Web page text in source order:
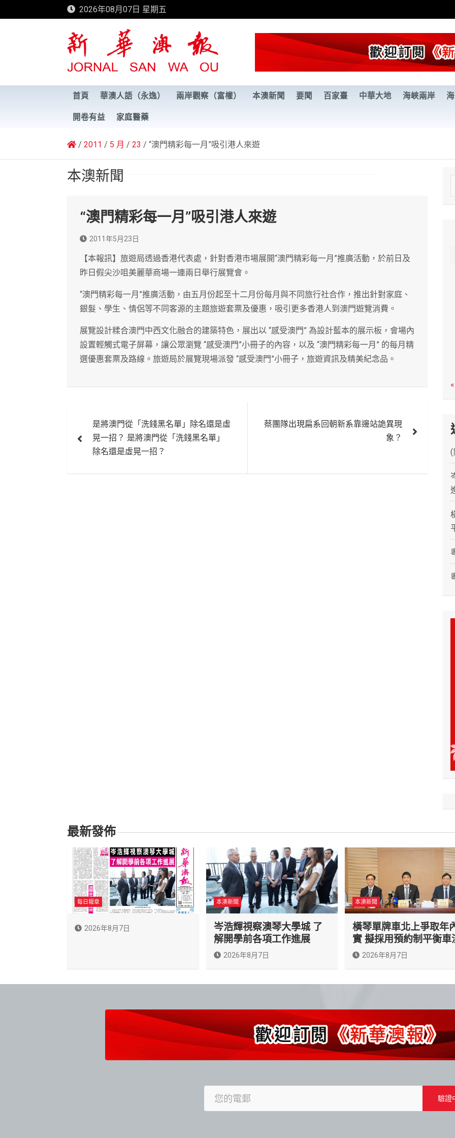
to
2026年08月07日 星期五
新華澳報
首頁 華澳人語（永逸） 兩岸觀察（富權） 本澳新聞 要聞 百家臺 中華大地 海峽兩岸
開卷有益 家庭醫藥
2011 5 月 23 “澳門精彩每一月”吸引港人來遊
本澳新聞
“澳門精彩每一月”吸引港人來遊
2011年5月23日
【本報訊】旅遊局透過香港代表處，針對香港市場展開“澳門精彩每一月”推廣活動，於前日及
昨日假尖沙咀美麗華商場一連兩日舉行展覽會。
“澳門精彩每一月”推廣活動，由五月份起至十二月份每月與不同旅行社合作，推出針對家庭、
銀髮、學生、情侶等不同客源的主題旅遊套票及優惠，吸引更多香港人到澳門遊覽消費。
展覽設計糅合澳門中西文化融合的建築特色，展出以 “感受澳門” 為設計藍本的展示板，會場內
設置輕觸式電子屏幕，讓公眾瀏覽 “感受澳門”小冊子的內容，以及 “澳門精彩每一月” 的每月精
選優惠套票及路線。旅遊局於展覽現場派發 “感受澳門”小冊子，旅遊資訊及精美紀念品。
章
覽
是將澳門從「洗錢黑名單」除名還是虛
晃一招？ 是將澳門從「洗錢黑名單」
除名還是虛晃一招？
蔡團隊出現扁系回朝新系靠邊站詭異現
象？
e
(
最新發佈
每日報章
2026年8月7日
本澳新聞
岑浩輝視察澳琴大學城 了
解開學前各項工作進展
2026年8月7日
本澳新聞
橫琴單牌車北上爭取年
實 擬採用預約制平衡車
2026年8月7日